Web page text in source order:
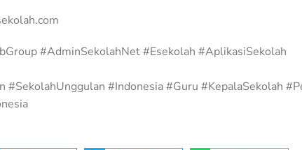
#AdminSekolahNet #Esekolah #AplikasiSekolah
#Indonesia #Guru #KepalaSekolah
Bagi
Pekerja
Sebagai Alat
Sekolah